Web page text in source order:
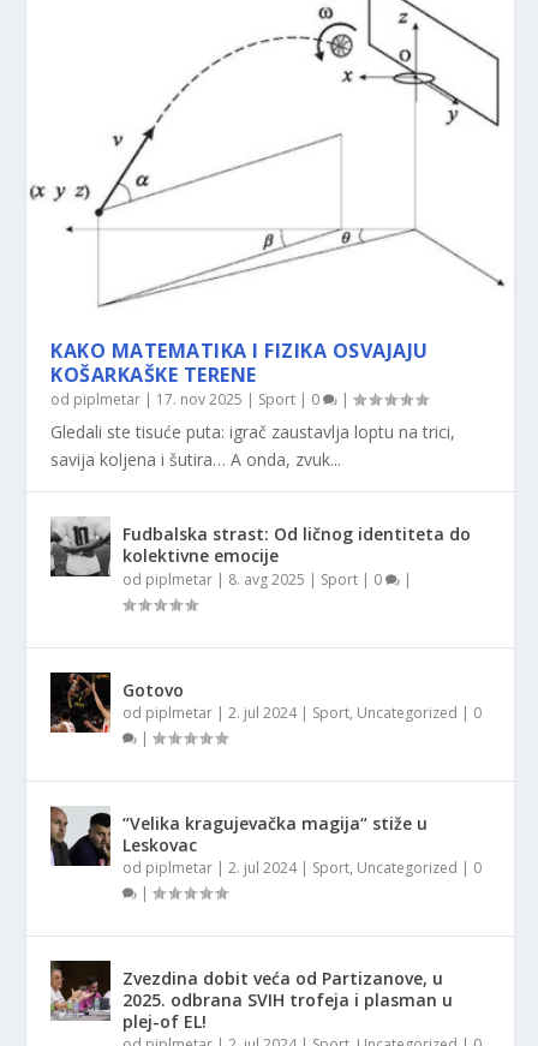
KAKO MATEMATIKA I FIZIKA OSVAJAJU
KOŠARKAŠKE TERENE
od piplmetar | 17. nov 2025 | Sport | 0 |
Gledali ste tisuće puta: igrač zaustavlja loptu na trici,
savija koljena i šutira… A onda, zvuk...
Fudbalska strast: Od ličnog identiteta do
kolektivne emocije
od piplmetar | 8. avg 2025 | Sport | 0 |
Gotovo
od piplmetar |2. jul 2024| Sport, Uncategorized | 0
|
“Velika kragujevačka magija“ stiže u
Leskovac
od piplmetar |2. jul 2024| Sport, Uncategorized | 0
|
Zvezdina dobit veća od Partizanove, u
2025. odbrana SVIH trofeja i plasman u
plej-of EL!